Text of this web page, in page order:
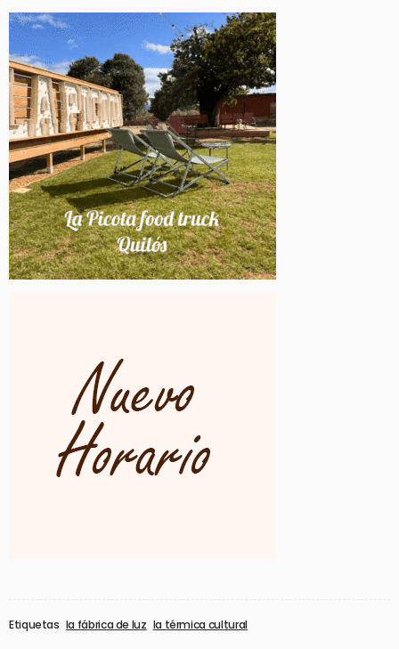
Etiquetas la fábrica de luz la térmica cultural